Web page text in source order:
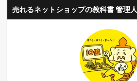
売れるネットショップの教科書 管理人